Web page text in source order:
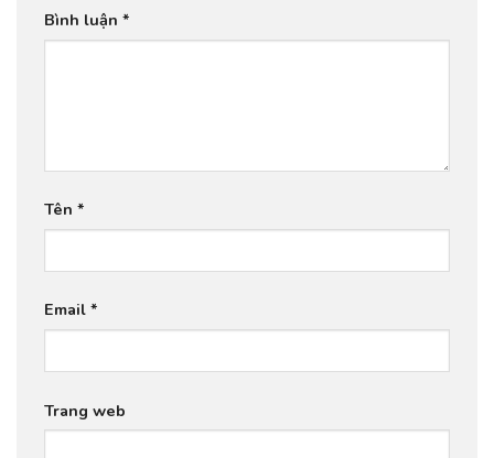
Bình luận *
Tên *
Email *
Trang web